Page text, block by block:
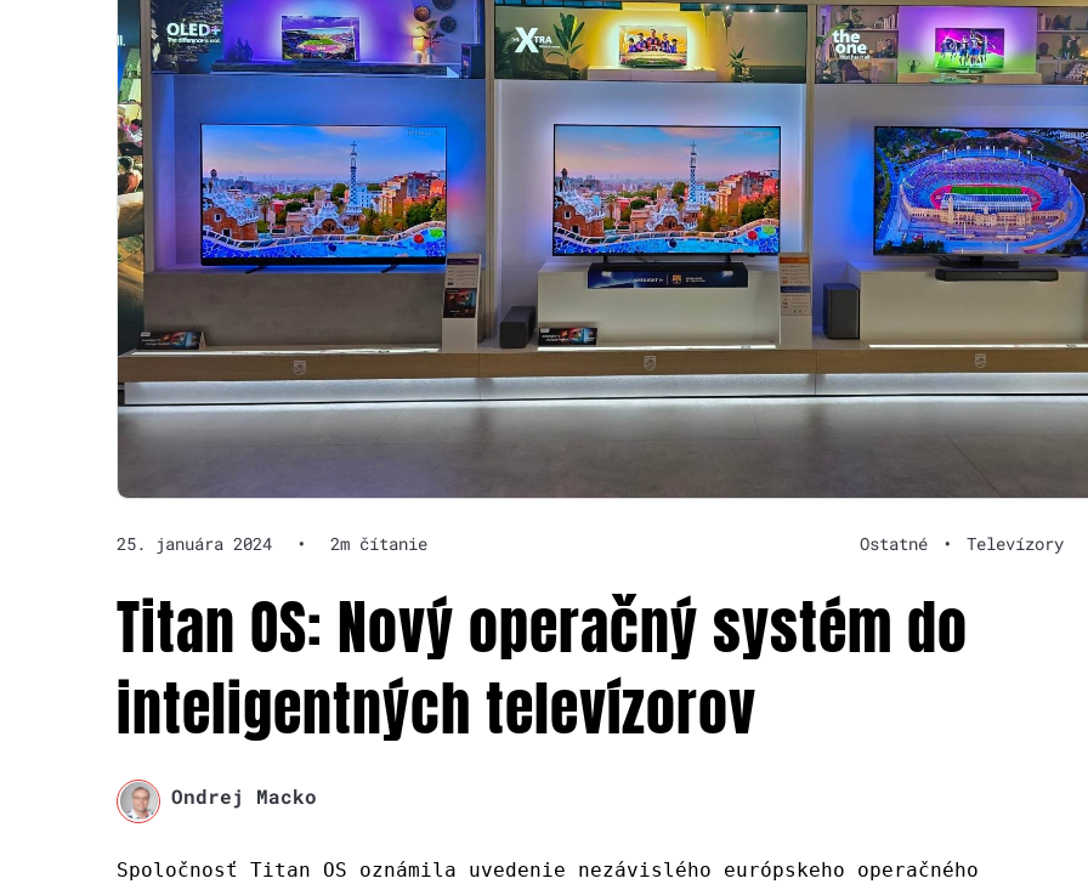
25. januára 2024 • 2m čítanie Ostatné • Televízory
Titan OS: Nový operačný systém do
inteligentných televízorov
Ondrej Macko
Spoločnosť Titan OS oznámila uvedenie nezávislého európskeho operačného